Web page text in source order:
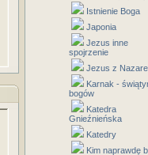
Istnienie Boga
Japonia
Jezus inne
spojrzenie
Jezus z
Karnak -
bogów
Katedra
Gnieźnieńska
Katedry
Kim naprawdę